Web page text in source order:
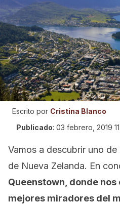
Escrito por Cristina Blanco
Publicado: 03 febrero, 2019
Vamos a descubrir uno
de Nueva Zelanda. En
Queenstown, donde nos
mejores miradores del